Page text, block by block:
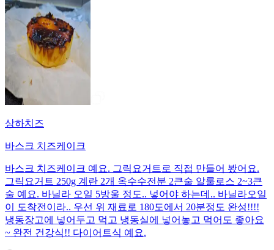
상하치즈
바스크 치즈케이크
바스크 치즈케이크 예요. 그릭요거트로 직접 만들어 봤어요.
그릭요거트 250g 계란 2개 옥수수전분 2큰술 알룰로스 2~3큰
술 예요. 바닐라 오일 5방울 정도.. 넣어야 하는데.. 바닐라오일
이 도착전이라.. 우선 위 재료로 180도에서 20분정도 완성!!!!
냉동장고에 넣어두고 먹고 냉동실에 넣어놓고 먹어도 좋아요
~ 완전 건강식!! 다이어트식 예요.